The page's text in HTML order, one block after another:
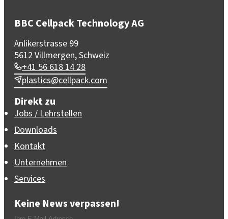
BBC Cellpack Technology AG
Anlikerstrasse 99
5612 Villmergen, Schweiz
+41 56 618 14 28
plastics@cellpack.com
Direkt zu
Jobs / Lehrstellen
Downloads
Kontakt
Unternehmen
Services
Keine News verpassen!